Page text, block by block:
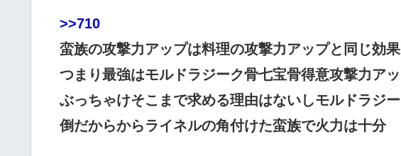
>>710
蛮族の攻撃力アップは料理の攻撃力アップと同じ効
つまり最強はモルドラジーク骨七宝骨得意攻撃力ア
ぶっちゃけそこまで求める理由はないしモルドラジ
倒だからからライネルの角付けた蛮族で火力は十分